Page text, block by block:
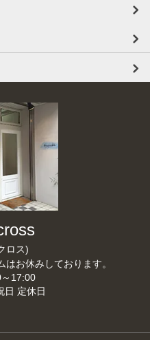
ロス)
お休みしております。
17:00
日 定休日